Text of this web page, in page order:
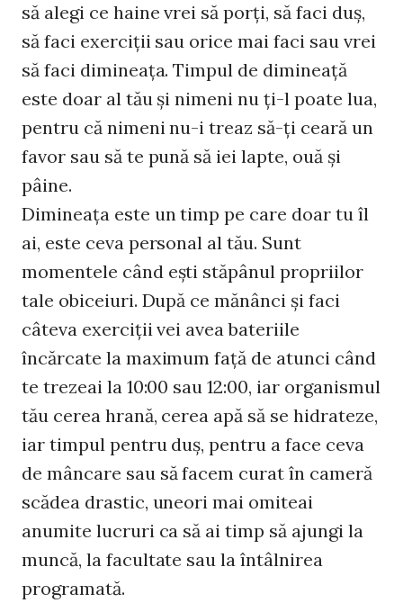
să alegi ce haine vrei să porţi, să faci duş,
să faci exerciţii sau orice mai faci sau vrei
să faci dimineaţa. Timpul de dimineaţă
este doar al tău şi nimeni nu ţi-l poate lua,
pentru că nimeni nu-i treaz să-ţi ceară un
favor sau să te pună să iei lapte, ouă şi
pâine.
Dimineaţa este un timp pe care doar tu îl
ai, este ceva personal al tău. Sunt
momentele când eşti stăpânul propriilor
tale obiceiuri. După ce mănânci şi faci
câteva exerciţii vei avea bateriile
încărcate la maximum faţă de atunci când
te trezeai la 10:00 sau 12:00, iar organismul
tău cerea hrană, cerea apă să se hidrateze,
iar timpul pentru duş, pentru a face ceva
de mâncare sau să facem curat în cameră
scădea drastic, uneori mai omiteai
anumite lucruri ca să ai timp să ajungi la
muncă, la facultate sau la întâlnirea
programată.